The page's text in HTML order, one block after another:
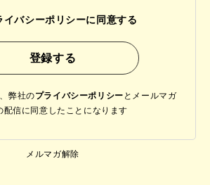
イバシーポリシーに同意する
弊社のプライバシーポリシー と メールマガ
配信に同意したことになります
メルマガ解除